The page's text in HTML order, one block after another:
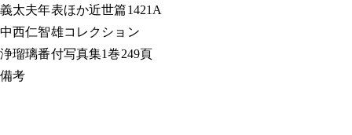
義太夫年表ほか近世篇1421A
中西仁智雄コレクション
浄瑠璃番付写真集1巻249頁
備考